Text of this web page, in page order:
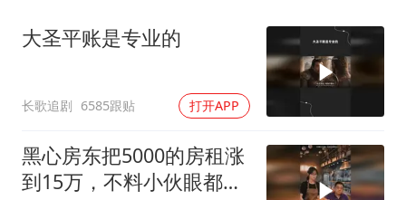
80后女柜员逆袭成4200亿银行副行长
27岁女子成组织卖淫集团主犯被通缉
奋进开新局 实干挑大梁
大圣平账是专业的
长歌追剧 6585跟贴 打开APP
黑心房东把5000的房租涨
到15万，不料小伙眼都不